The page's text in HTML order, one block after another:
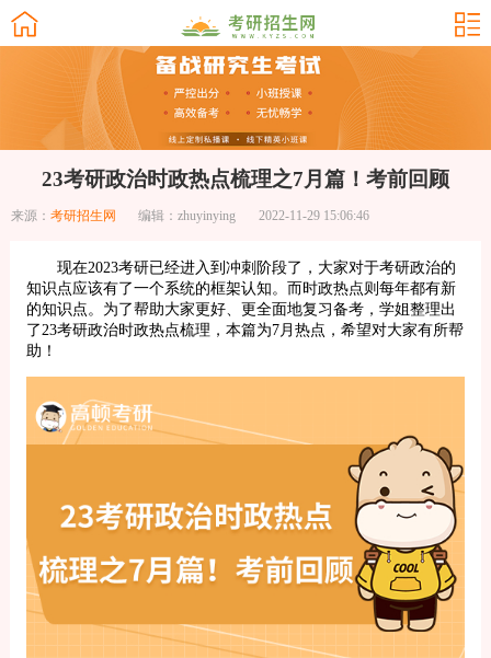
23考研政治时政热点梳理之7月篇！考前回顾
来源： 考研招生网 编辑：zhuyinying 2022-11-29 15:06:46
现在2023考研已经进入到冲刺阶段了，大家对于考研政治的
知识点应该有了一个系统的框架认知。而时政热点则每年都有新
的知识点。为了帮助大家更好、更全面地复习备考，学姐整理出
了23考研政治时政热点梳理，本篇为7月热点，希望对大家有所帮
助！